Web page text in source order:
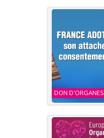
DON D'ORGANES